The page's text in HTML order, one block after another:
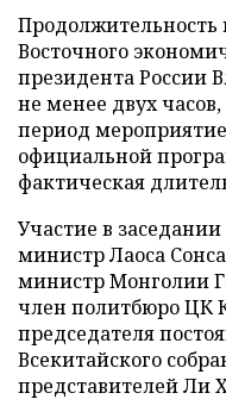
Продолжительность
Восточного
президента России
не менее двух
период
официальной
фактическая
Участие в
министр Лаоса
министр Монголии
член политбюро ЦК
председателя
Всекитайского
представителей Ли